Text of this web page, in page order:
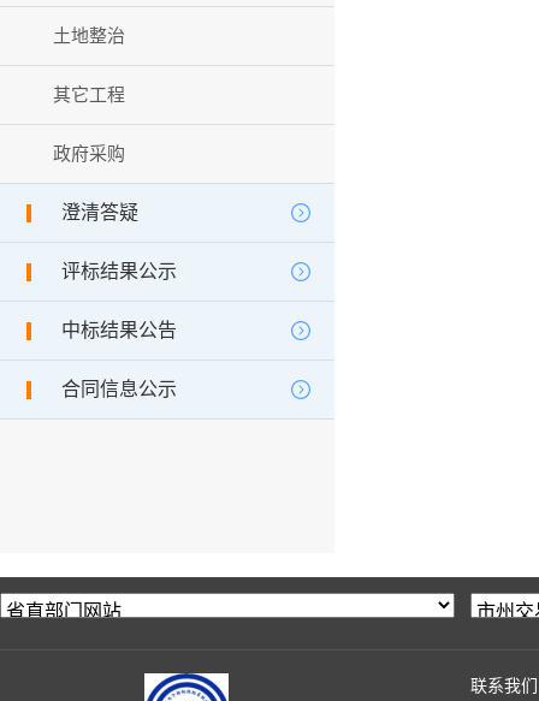
土地整治
其它工程
政府采购
澄清答疑
评标结果公示
中标结果公告
合同信息公示
联系我们